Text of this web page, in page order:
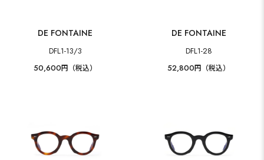
DE FONTAINE
DFL1-13/3
50,600円（税込）
DE FONTAINE
DFL1-28
52,800円（税込）